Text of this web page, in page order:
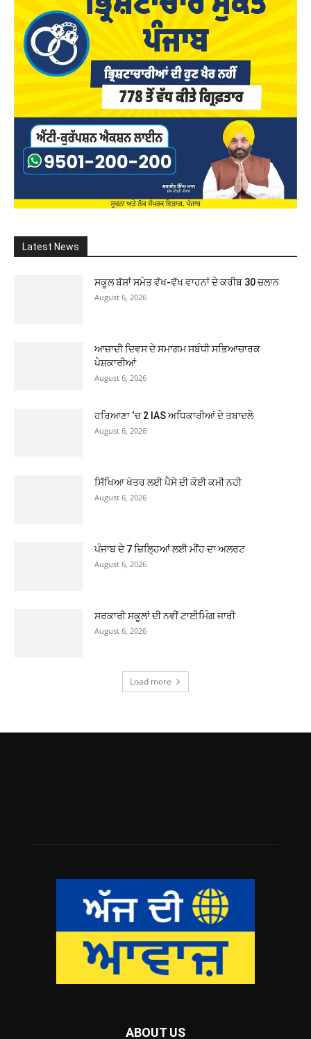
Latest News
ਸਕੂਲ ਬੱਸਾਂ ਸਮੇਤ ਵੱਖ-ਵੱਖ ਵਾਹਨਾਂ ਦੇ ਕਰੀਬ 30 ਚਲਾਨ
August 6, 2026
ਆਜ਼ਾਦੀ ਦਿਵਸ ਦੇ ਸਮਾਗਮ ਸਬੰਧੀ ਸਭਿਆਚਾਰਕ
ਪੇਸ਼ਕਾਰੀਆਂ
August 6, 2026
ਹਰਿਆਣਾ ‘ਚ 2 IAS ਅਧਿਕਾਰੀਆਂ ਦੇ ਤਬਾਦਲੇ
August 6, 2026
ਸਿੱਖਿਆ ਖੇਤਰ ਲਈ ਪੈਸੇ ਦੀ ਕੋਈ ਕਮੀ ਨਹੀ
August 6, 2026
ਪੰਜਾਬ ਦੇ 7 ਜ਼ਿਲ੍ਹਿਆਂ ਲਈ ਮੀਂਹ ਦਾ ਅਲਰਟ
August 6, 2026
ਸਰਕਾਰੀ ਸਕੂਲਾਂ ਦੀ ਨਵੀਂ ਟਾਈਮਿੰਗ ਜਾਰੀ
August 6, 2026
Load more
ABOUT US